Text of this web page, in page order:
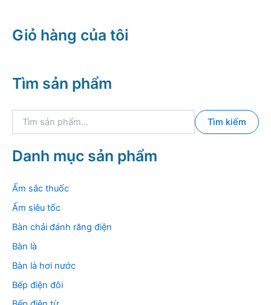
Giỏ hàng của tôi
Tìm sản phẩm
k
i
m
Tìm kiếm
Danh mục sản phẩm
Ấm sắc thuốc
Ấm siêu tốc
Bàn chải đánh răng điện
Bàn là
Bàn là hơi nước
Bếp điện đôi